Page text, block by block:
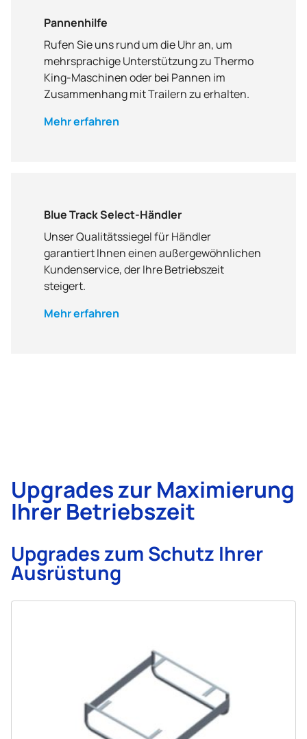
Pannenhilfe
Rufen Sie uns rund um die Uhr an, um
mehrsprachige Unterstützung zuThermo
King-Maschinen oder bei Pannen im
Zusammenhang mit Trailern zu erhalten.
Mehr erfahren
Blue Track Select-Händler
Unser Qualitätssiegel für Händler
garantiert Ihnen einen außergewöhnlichen
Kundenservice, der Ihre Betriebszeit
steigert.
Mehr erfahren
Upgrades zur Maximierung
Ihrer Betriebszeit
Upgrades zum Schutz Ihrer
Ausrüstung